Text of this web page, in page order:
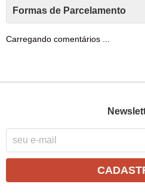
Formas de Parcelamento
Carregando comentários ...